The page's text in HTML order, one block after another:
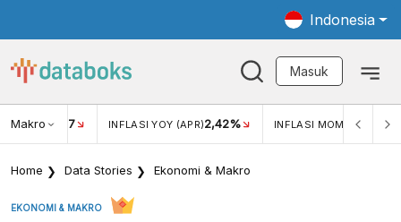
Indonesia
Masuk
Makro
USD/IDR 17 INFLASI YOY (APR)2,42% INFLASI MOM (MAR)
Home Data Stories Ekonomi & Makro
EKONOMI & MAKRO